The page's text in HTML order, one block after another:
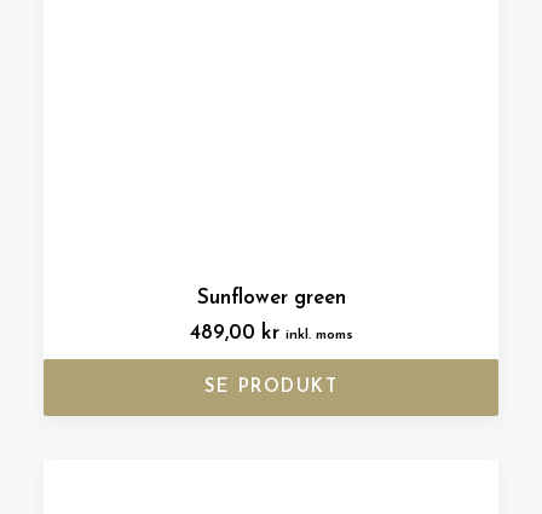
Sunflower green
489,00 kr inkl. moms
SE PRODUKT